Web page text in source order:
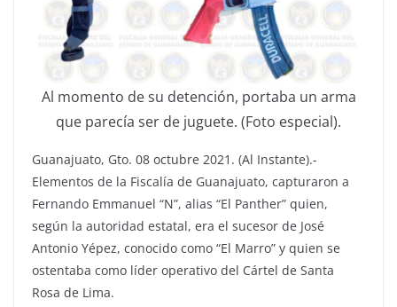
Al momento de su detención, portaba un arma
que parecía ser de juguete. (Foto especial).
Guanajuato, Gto. 08 octubre 2021. (Al Instante).-
Elementos de la Fiscalía de Guanajuato, capturaron a
Fernando Emmanuel “N”, alias “El Panther” quien,
según la autoridad estatal, era el sucesor de José
Antonio Yépez, conocido como “El Marro” y quien se
ostentaba como líder operativo del Cártel de Santa
Rosa de Lima.